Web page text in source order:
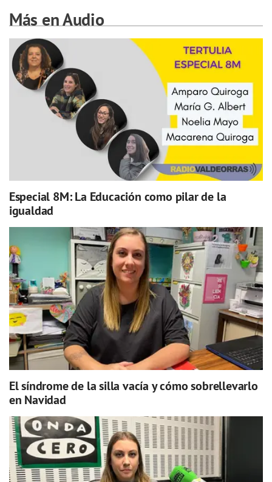
Más en Audio
Especial 8M: La Educación como pilar de la
igualdad
El síndrome de la silla vacía y cómo sobrellevarlo
en Navidad